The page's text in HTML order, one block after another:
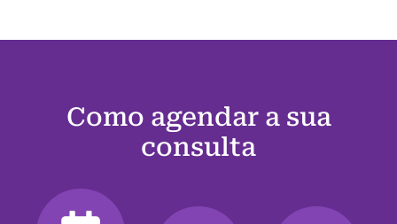
Como agendar a sua
consulta